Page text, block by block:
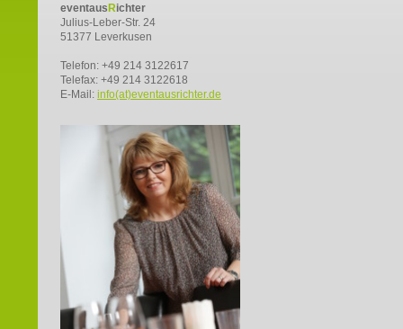
eventaus Richter
Julius-Leber-Str. 24
51377 Leverkusen
Telefon: +49 214 3122617
Telefax: +49 214 3122618
E-Mail: info(at)eventausrichter.de